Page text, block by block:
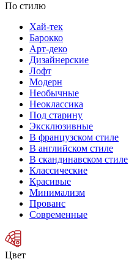
По стилю
Хай-тек
Барокко
Арт-деко
Дизайнерские
Лофт
Модерн
Необычные
Неоклассика
Под старину
Эксклюзивные
В французском стиле
В английском стиле
В скандинавском стиле
Классические
Красивые
Минимализм
Прованс
Современные
Цвет